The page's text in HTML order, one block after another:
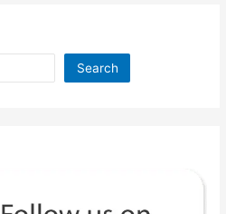
Search